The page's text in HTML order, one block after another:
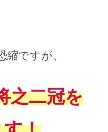
ですが、
之二冠を